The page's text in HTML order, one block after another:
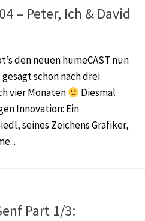
– Peter, Ich & David
den neuen humeCAST nun
schon nach drei
vier Monaten
Diesmal
Innovation: Ein
seines Zeichens Grafiker,
Part 1/3: